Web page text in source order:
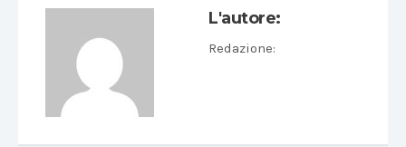
L'autore:
Redazione: